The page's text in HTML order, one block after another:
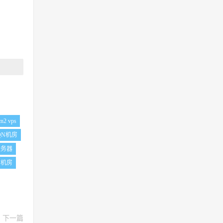
vps
机房
器
房
下一篇